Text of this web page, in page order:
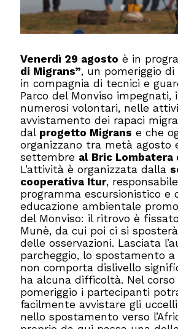
Venerdì 29 agosto è in
di Migrans”, un pomeriggio di
in compagnia di tecnici e
Parco del Monviso impegnati,
numerosi volontari, nelle
avvistamento dei rapaci
dal progetto Migrans e che
organizzano tra metà agosto
settembre al Bric Lombatera
L’attività è organizzata dalla
cooperativa Itur,
programma escursionistico e
educazione ambientale
del Monviso: il ritrovo è
Munè, da cui poi ci si
delle osservazioni. Lasciata
parcheggio, lo spostamento a
non comporta dislivello
ha alcuna difficoltà. Nel corso
pomeriggio i partecipanti
facilmente avvistare gli
nello spostamento verso